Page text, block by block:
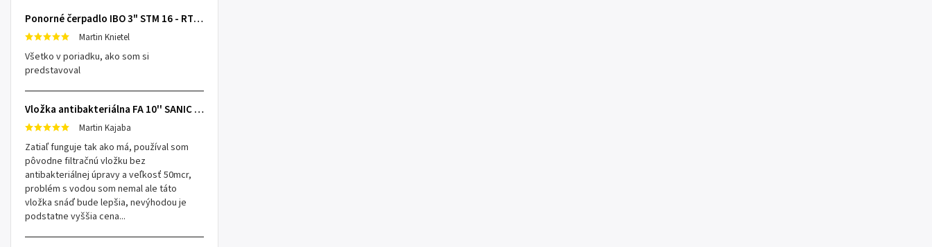
Ponorné čerpadlo IBO 3" STM 16 - RTS s 20m káblom
Martin Knietel
Všetko v poriadku, ako som si
predstavoval
Vložka antibakteriálna FA 10'' SANIC SX 25mcr
Martin Kajaba
Zatiaľ funguje tak ako má, používal som
pôvodne filtračnú vložku bez
antibakteriálnej úpravy a veľkosť 50mcr,
problém s vodou som nemal ale táto
vložka snáď bude lepšia, nevýhodou je
podstatne vyššia cena...